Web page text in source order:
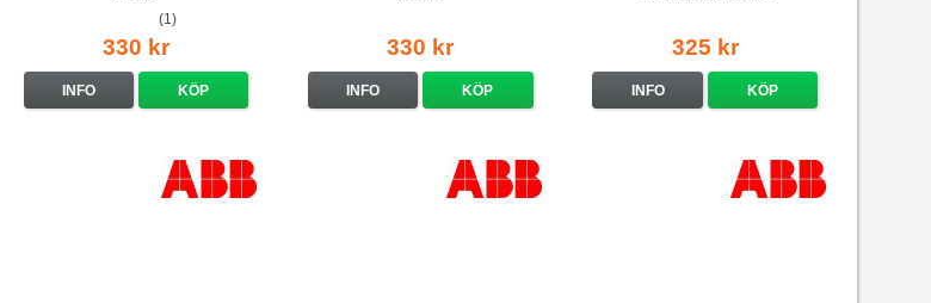
(1)
330 kr
INFO KÖP
330 kr
INFO KÖP
325 kr
INFO KÖP